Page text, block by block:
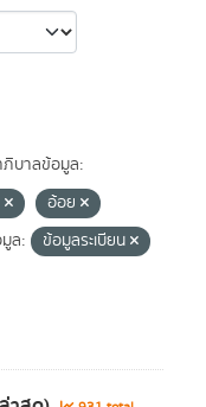
บาลข้อมูล:
อ้อย
ล:
ข้อมูลระเบียน